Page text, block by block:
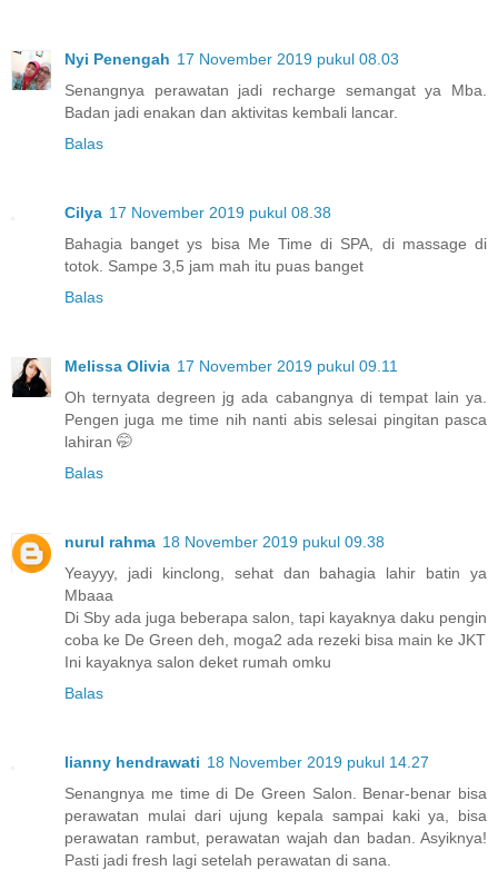
Nyi Penengah 17 November 2019 pukul 08.03
Senangnya perawatan jadi recharge semangat ya Mba.
Badan jadi enakan dan aktivitas kembali lancar.
Balas
Cilya 17 November 2019 pukul 08.38
Bahagia banget ys bisa Me Time di SPA, di massage di
totok. Sampe 3,5 jam mah itu puas banget
Balas
Melissa Olivia 17 November 2019 pukul 09.11
Oh ternyata degreen jg ada cabangnya di tempat lain ya.
Pengen juga me time nih nanti abis selesai pingitan pasca
lahiran 🤭
Balas
nurul rahma 18 November 2019 pukul 09.38
Yeayyy, jadi kinclong, sehat dan bahagia lahir batin ya
Mbaaa
Di Sby ada juga beberapa salon, tapi kayaknya daku pengin
coba ke De Green deh, moga2 ada rezeki bisa main ke JKT
Ini kayaknya salon deket rumah omku
Balas
lianny hendrawati 18 November 2019 pukul 14.27
Senangnya me time di De Green Salon. Benar-benar bisa
perawatan mulai dari ujung kepala sampai kaki ya, bisa
perawatan rambut, perawatan wajah dan badan. Asyiknya!
Pasti jadi fresh lagi setelah perawatan di sana.